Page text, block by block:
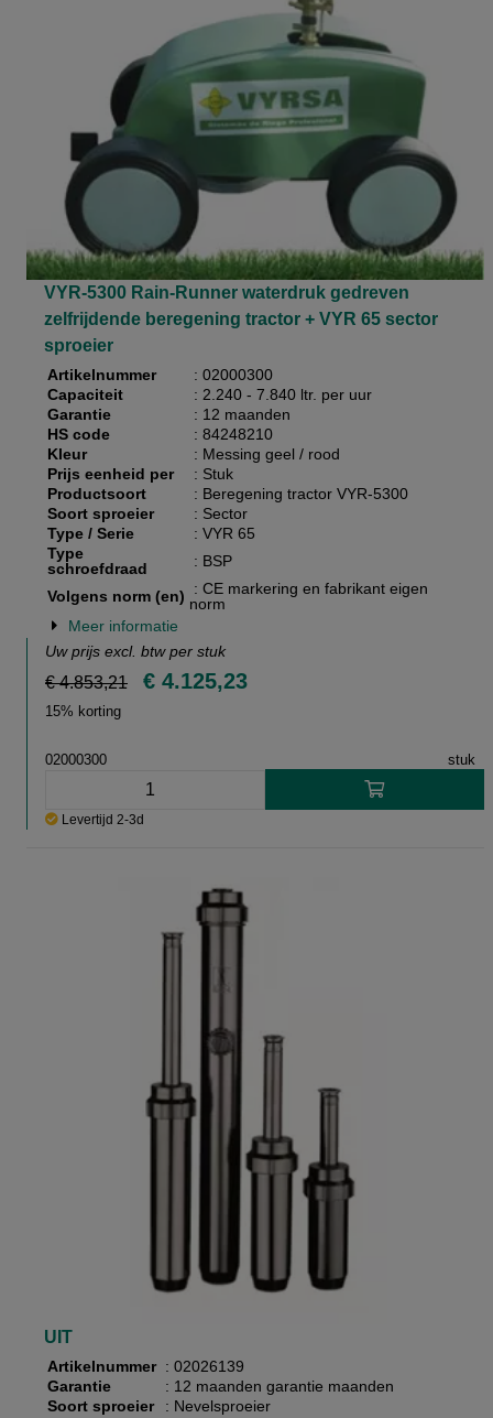
VYR-5300 Rain-Runner waterdruk gedreven
zelfrijdende beregening tractor + VYR 65 sector
sproeier
Artikelnummer
: 02000300
Capaciteit
: 2.240 - 7.840 ltr. per uur
Garantie
: 12 maanden
HS code
: 84248210
Kleur
: Messing geel / rood
Prijs eenheid per
: Stuk
Productsoort
: Beregening tractor VYR-5300
Soort sproeier
: Sector
Type / Serie
: VYR 65
Type
schroefdraad
: BSP
Volgens norm (en)
: CE markering en fabrikant eigen
norm
Meer informatie
Uw prijs excl. btw per stuk
€ 4.853,21 € 4.125,23
15% korting
02000300 stuk
Levertijd 2-3d
UIT
Artikelnummer : 02026139
Garantie
: 12 maanden garantie maanden
Soort sproeier
: Nevelsproeier